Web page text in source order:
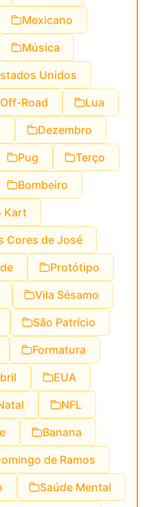
Mexicano
Música
Unidos
Road
Lua
Dezembro
Pug
Terço
Bombeiro
Kart
Cores de José
Protótipo
Vila Sésamo
São Patrício
Formatura
EUA
NFL
Banana
de Ramos
Saúde Mental